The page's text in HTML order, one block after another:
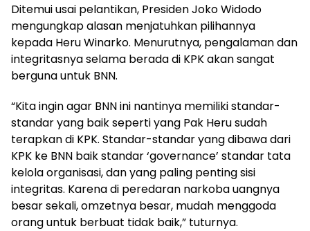
Ditemui usai pelantikan, Presiden Joko Widodo
mengungkap alasan menjatuhkan pilihannya
kepada Heru Winarko. Menurutnya, pengalaman dan
integritasnya selama berada di KPK akan sangat
berguna untuk BNN.
“Kita ingin agar BNN ini nantinya memiliki standar-
standar yang baik seperti yang Pak Heru sudah
terapkan di KPK. Standar-standar yang dibawa dari
KPK ke BNN baik standar ‘governance’ standar tata
kelola organisasi, dan yang paling penting sisi
integritas. Karena di peredaran narkoba uangnya
besar sekali, omzetnya besar, mudah menggoda
orang untuk berbuat tidak baik,” tuturnya.